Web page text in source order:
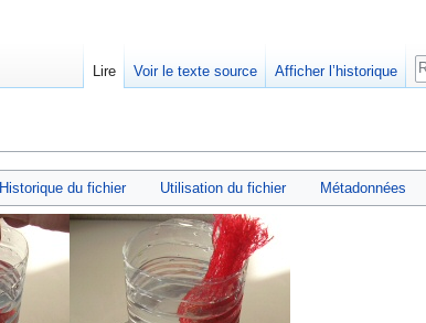
Historique du fichier Utilisation du fichier Métadonnées
Lire Voir le texte source Afficher l’historique